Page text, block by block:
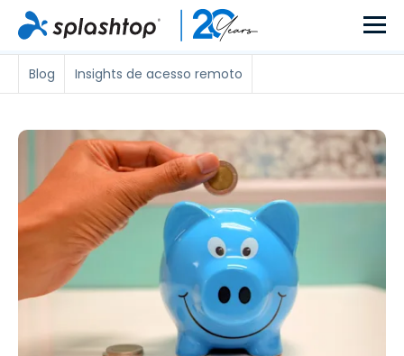
Blog Insights de acesso remoto